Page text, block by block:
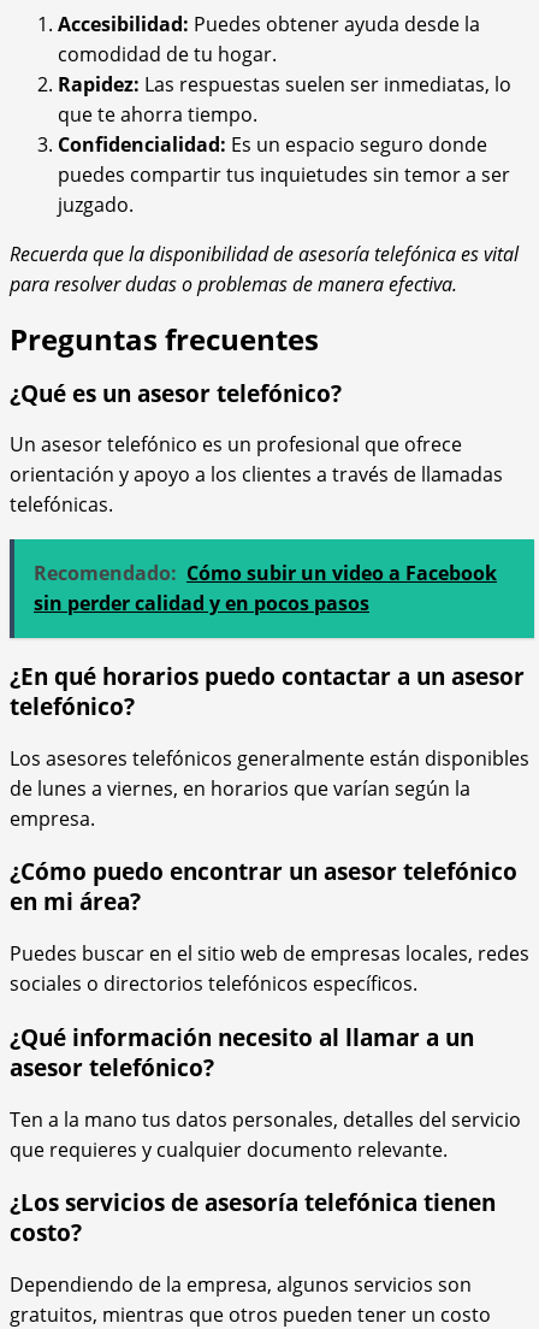
Accesibilidad: Puedes obtener ayuda desde la
comodidad de tu hogar.
Rapidez: Las respuestas suelen ser inmediatas, lo
que te ahorra tiempo.
Confidencialidad: Es un espacio seguro donde
puedes compartir tus inquietudes sin temor a ser
juzgado.
Recuerda que la disponibilidad de asesoría telefónica es vital
para resolver dudas o problemas de manera efectiva.
Preguntas frecuentes
¿Qué es un asesor telefónico?
Un asesor telefónico es un profesional que ofrece
orientación y apoyo a los clientes a través de llamadas
telefónicas.
Recomendado: Cómo subir un video a Facebook
sin perder calidad y en pocos pasos
¿En qué horarios puedo contactar a un asesor
telefónico?
Los asesores telefónicos generalmente están disponibles
de lunes a viernes, en horarios que varían según la
empresa.
¿Cómo puedo encontrar un asesor telefónico
en mi área?
Puedes buscar en el sitio web de empresas locales, redes
sociales o directorios telefónicos específicos.
¿Qué información necesito al llamar a un
asesor telefónico?
Ten a la mano tus datos personales, detalles del servicio
que requieres y cualquier documento relevante.
¿Los servicios de asesoría telefónica tienen
costo?
Dependiendo de la empresa, algunos servicios son
gratuitos, mientras que otros pueden tener un costo